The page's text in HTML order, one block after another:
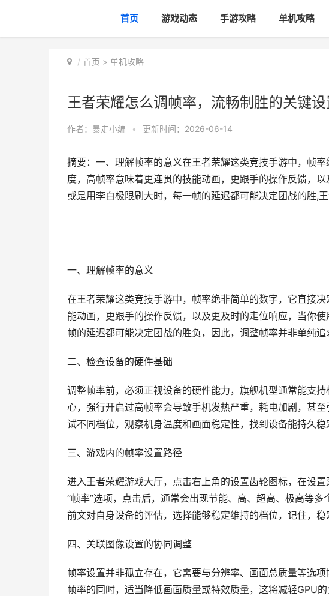
首页 游戏动态 手游攻略 单机攻略
首页 > 单机攻略
王者荣耀怎么调帧率，流畅制胜的关键设
作者： 暴走小编 • 更新时间：2026-06-14
摘要：一、理解帧率的意义在王者荣耀这类竞技手游中，帧
度，高帧率意味着更连贯的技能动画，更跟手的操作反馈，
或是用李白极限刷大时，每一帧的延迟都可能决定团战的胜,
一、理解帧率的意义
在王者荣耀这类竞技手游中，帧率绝非简单的数字，它直接
能动画，更跟手的操作反馈，以及更及时的走位响应，当你
帧的延迟都可能决定团战的胜负，因此，调整帧率并非单纯
二、检查设备的硬件基础
调整帧率前，必须正视设备的硬件能力，旗舰机型通常能支
心，强行开启过高帧率会导致手机发热严重，耗电加剧，甚
试不同档位，观察机身温度和画面稳定性，找到设备能持久稳
三、游戏内的帧率设置路径
进入王者荣耀游戏大厅，点击右上角的设置齿轮图标，在设
“帧率”选项，点击后，通常会出现节能、高、超高、极高等
前文对自身设备的评估，选择能够稳定维持的档位，记住，稳
四、关联图像设置的协同调整
帧率设置并非孤立存在，它需要与分辨率、画面总质量等选
帧率的同时，适当降低画面质量或特效质量，这将减轻GPU